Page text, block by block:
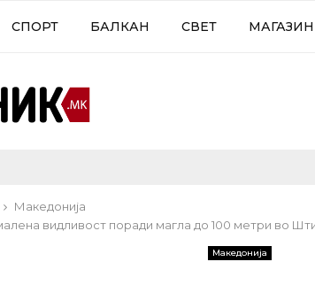
СПОРТ БАЛКАН СВЕТ МАГАЗИН
Македонија
видливост поради магла до 100 метри во
Македонија